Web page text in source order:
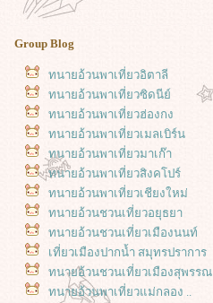
Group Blog
ทนายอ้วนพาเที่ยวอิตาลี
ทนายอ้วนพาเที่ยวซิดนีย์
ทนายอ้วนพาเที่ยวฮ่องกง
ทนายอ้วนพาเที่ยวเมลเบิร์น
ทนายอ้วนพาเที่ยวมาเก๊า
ทนายอ้วนพาเที่ยวสิงคโปร์
ทนายอ้วนพาเที่ยวเชียงใหม่
ทนายอ้วนชวนเที่ยวอยุธยา
ทนายอ้วนชวนเที่ยวเมืองนนท์
เที่ยวเมืองปากน้ำ สมุทรปราการ
ทนายอ้วนชวนเที่ยวเมืองสุพรรณ
ทนายอ้วนพาเที่ยวแม่กลอง ..